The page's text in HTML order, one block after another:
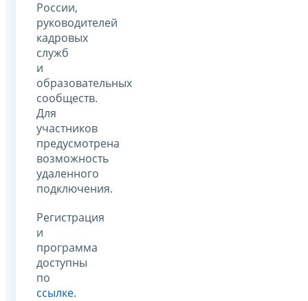
России,
руководителей
кадровых
служб
и
образовательных
сообществ.
Для
участников
предусмотрена
возможность
удаленного
подключения.
Регистрация
и
программа
доступны
по
ссылке.